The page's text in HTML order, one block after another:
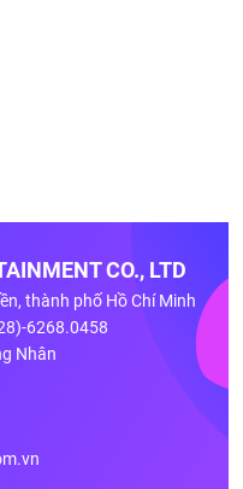
CO., LTD
thành phố Hồ Chí Minh
6268.0458
Nhân